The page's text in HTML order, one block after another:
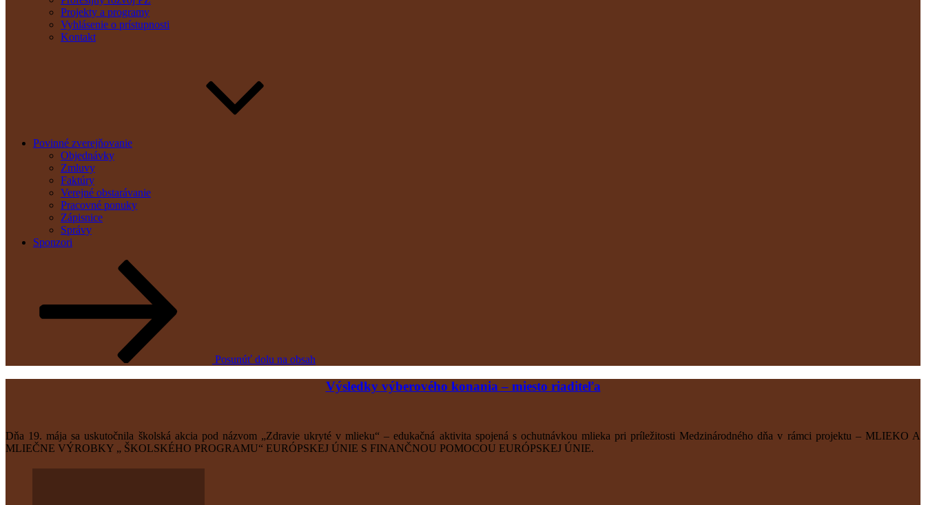
Projekty a programy
Vyhlásenie o prístupnosti
Kontakt
Povinné zverejňovanie
Objednávky
Zmluvy
Faktúry
Verejné obstarávanie
Pracovné ponuky
Zápisnice
Správy
Sponzori
Posunúť dolu na obsah
Výsledky výberového konania – miesto riaditeľa
Dňa 19. mája sa uskutočnila školská akcia pod názvom „Zdravie ukryté v mlieku“ – edukačná aktivita spojená s ochutnávkou mlieka pri príležitosti Medzinárodného dňa v rámci projektu – MLIEKO A
MLIEČNE VÝROBKY „ ŠKOLSKÉHO PROGRAMU“ EURÓPSKEJ ÚNIE S FINANČNOU POMOCOU EURÓPSKEJ ÚNIE.